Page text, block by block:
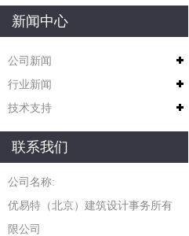
新闻中心
公司新闻
行业新闻
技术支持
联系我们
公司名称:
优易特（北京）建筑设计事务所有
限公司